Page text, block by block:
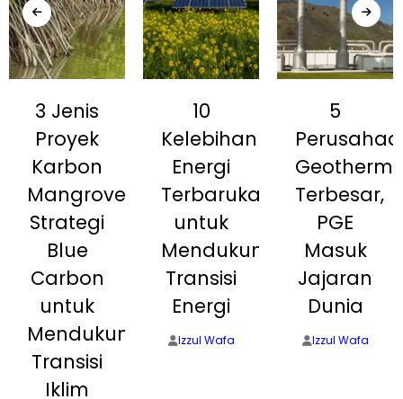
3 Jenis
Proyek
Karbon
Mangrove:
Strategi
Blue
Carbon
untuk
Mendukung
Transisi
Iklim
10
Kelebihan
Energi
Terbarukan
untuk
Mendukung
Transisi
Energi
Izzul Wafa
5
Terbesar,
PGE
Masuk
Jajaran
Dunia
Izzul Wafa